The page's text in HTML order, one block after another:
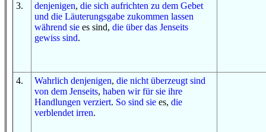
3. denjenigen, die sich aufrichten zu dem Gebet
und die Läuterungsgabe zukommen lassen
während sie es sind, die über das Jenseits
gewiss sind.
4. Wahrlich denjenigen, die nicht überzeugt sind
von dem Jenseits, haben wir für sie ihre
Handlungen verziert. So sind sie es, die
verblendet irren.